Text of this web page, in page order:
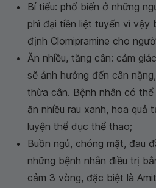
Bí tiểu: phổ biến ở những
phì đại tiền liệt tuyến vì vậy
định Clomipramine cho
Ăn nhiều, tăng cân: cảm
sẽ ảnh hưởng đến cân
thừa cân. Bệnh nhân có
ăn nhiều rau xanh, hoa quả
luyện thể dục thể thao;
Buồn ngủ, chóng mặt, đau
những bệnh nhân điều trị
cảm 3 vòng, đặc biệt là